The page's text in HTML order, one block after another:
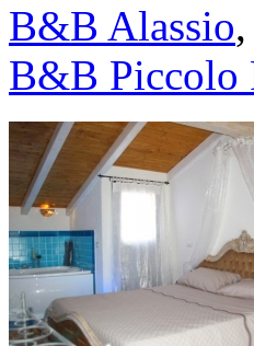
B&B Alassio,
B&B Piccolo